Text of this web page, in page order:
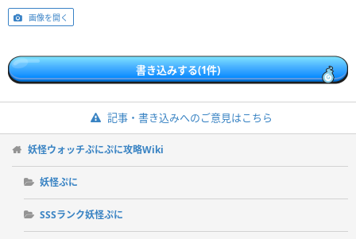
画像を開く
書き込みする(1件)
記事・書き込みへのご意見はこちら
妖怪ウォッチぷにぷに攻略Wiki
妖怪ぷに
SSSランク妖怪ぷに